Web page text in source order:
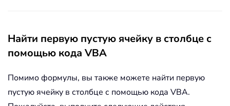
Найти первую пустую ячейку в столбце с
помощью кода VBA
Помимо формулы, вы также можете найти первую
пустую ячейку в столбце с помощью кода VBA.